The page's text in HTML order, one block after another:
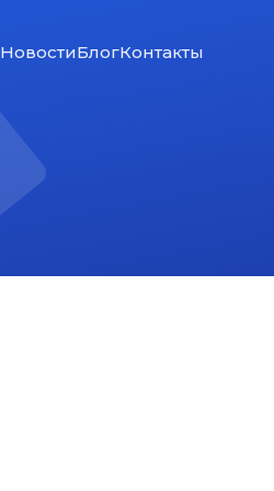
НовостиБлогКонтакты